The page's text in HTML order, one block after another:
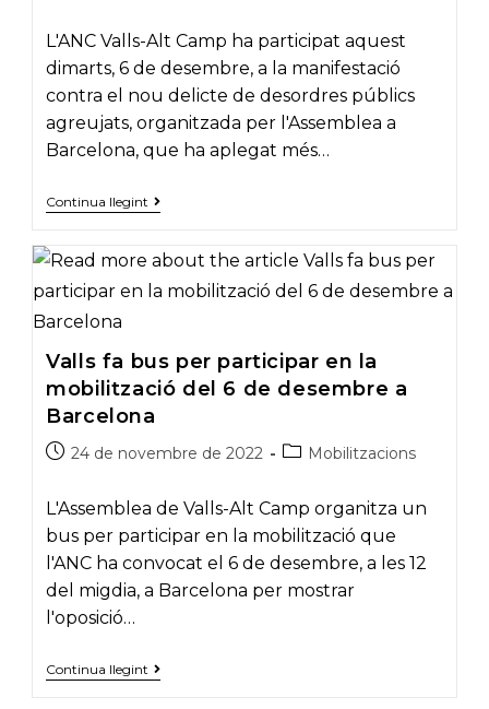
L'ANC Valls-Alt Camp ha participat aquest
dimarts, 6 de desembre, a la manifestació
contra el nou delicte de desordres públics
agreujats, organitzada per l'Assemblea a
Barcelona, que ha aplegat més…
Continua llegint Valls
participa
la
mobilització
contra
de
desordres
públics
agreujats
Valls fa bus per participar en la
mobilització del 6 de desembre a
Barcelona
Post24 de novembre de 2022
PostMobilitzacions
L'Assemblea de Valls-Alt Camp organitza un
bus per participar en la mobilització que
l'ANC ha convocat el 6 de desembre, a les 12
del migdia, a Barcelona per mostrar
l'oposició…
Continua llegint Valls
fa